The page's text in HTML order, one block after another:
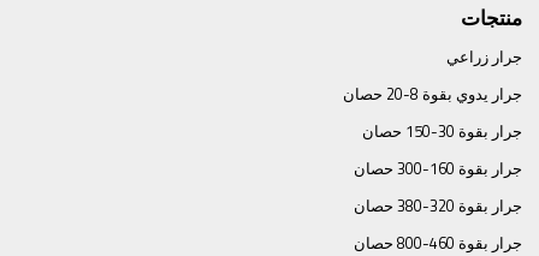
منتجات
جرار زراعي
جرار يدوي بقوة 8-20 حصان
جرار بقوة 30-150 حصان
جرار بقوة 160-300 حصان
جرار بقوة 320-380 حصان
جرار بقوة 460-800 حصان